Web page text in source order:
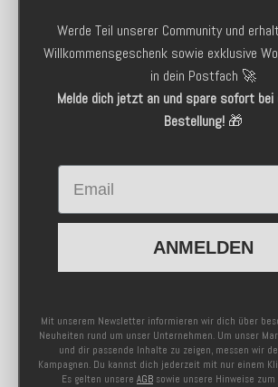
Werde Teil unserer Community und
Willkommensgeschenk sowie exklusive
in dein Postfach 🚀
Melde dich jetzt an und spare sofort
Bestellung!🎁
Email
ANMELDEN
Mit unserem Newsletter informieren wir dich über
Neuheiten rund um unser Unternehmen. Um unser
und dir passende Inhalte zu zeigen, messen wir
Kampagnen. Du kannst dich jederzeit mit nur einem
Es gelten unsere AGB sowie unsere Hinweise zum